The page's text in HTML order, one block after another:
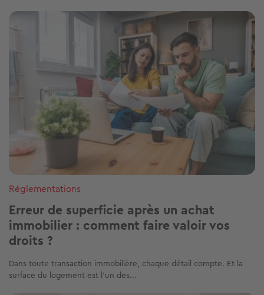
Image
Réglementations
Erreur de superficie après un achat
immobilier : comment faire valoir vos
droits ?
Dans toute transaction immobilière, chaque détail compte. Et la
surface du logement est l’un des...